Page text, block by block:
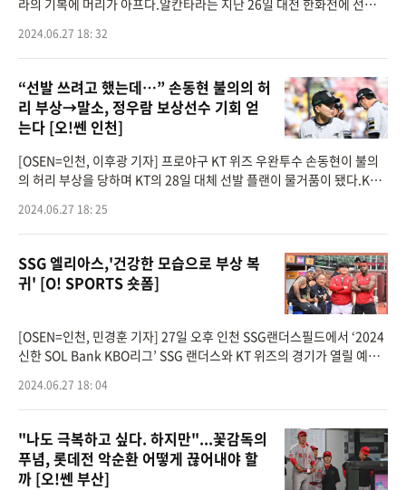
라의 기복에 머리가 아프다.알칸타라는 지난 26일 대전 한화전에 선발등
다. 3회까지 수비 실
2024.06.27 18: 32
“선발 쓰려고 했는데…” 손동현 불의의 허
리 부상→말소, 정우람 보상선수 기회 얻
는다 [오!쎈 인천]
[OSEN=인천, 이후광 기자] 프로야구 KT 위즈 우완투수 손동현이 불의
의 허리 부상을 당하며 KT의 28일 대체 선발 플랜이 물거품이 됐다.KT
그 SSG와의 시즌 9차전에 앞서 우
2024.06.27 18: 25
SSG 엘리아스,'건강한 모습으로 부상 복
귀' [O! SPORTS 숏폼]
[OSEN=인천, 민경훈 기자] 27일 오후 인천 SSG랜더스필드에서 ‘2024
신한 SOL Bank KBO리그’ SSG 랜더스와 KT 위즈의 경기가 열릴 예정
그에서 실전 테스트
2024.06.27 18: 04
"나도 극복하고 싶다. 하지만"...꽃감독의
푸념, 롯데전 악순환 어떻게 끊어내야 할
까 [오!쎈 부산]